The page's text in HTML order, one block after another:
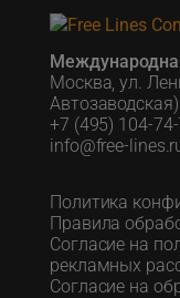
Москва, ул.
Автозаводская)
+7 (495) 104-
info@free-
Политика
Правила
Согласие на
рекламных
Согласие на